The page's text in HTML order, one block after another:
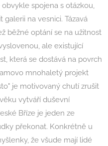
spojena s otázkou,
na vesnici. Tázavá
běžné optání se na užitnost
ale existující
která se dostává na povrch
mnohaletý projekt
je motivovaný chutí zrušit
vytváří duševní
Bříze je jeden ze
překonat. Konkrétně u
že všude mají lidé